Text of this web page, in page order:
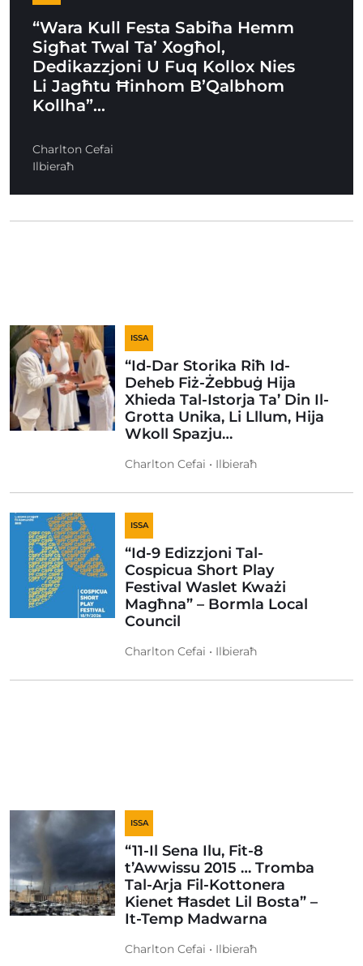
“Wara Kull Festa Sabiħa Hemm
Sigħat Twal Ta’ Xogħol,
Dedikazzjoni U Fuq Kollox Nies
Li Jagħtu Ħinhom B’Qalbhom
Kollha”…
Charlton Cefai
Ilbieraħ
ISSA
“Id-Dar Storika Riħ Id-
Deheb Fiż-Żebbuġ Hija
Xhieda Tal-Istorja Ta’ Din Il-
Grotta Unika, Li Lllum, Hija
Wkoll Spazju…
Charlton Cefai • Ilbieraħ
ISSA
“Id-9 Edizzjoni Tal-
Cospicua Short Play
Festival Waslet Kważi
Magħna” – Bormla Local
Council
Charlton Cefai • Ilbieraħ
ISSA
“11-Il Sena Ilu, Fit-8
t’Awwissu 2015 … Tromba
Tal-Arja Fil-Kottonera
Kienet Ħasdet Lil Bosta” –
It-Temp Madwarna
Charlton Cefai • Ilbieraħ